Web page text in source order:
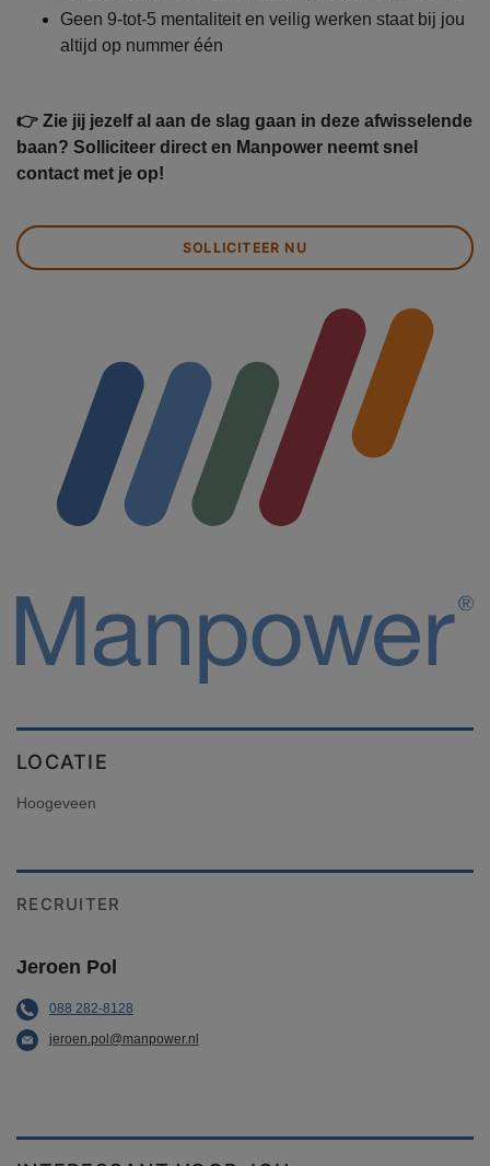
Geen 9-tot-5 mentaliteit en veilig werken staat bij jou
altijd op nummer één
👉 Zie jij jezelf al aan de slag gaan in deze afwisselende
baan? Solliciteer direct en Manpower neemt snel
contact met je op!
SOLLICITEER NU
LOCATIE
Hoogeveen
RECRUITER
Jeroen Pol
088 282-8128
jeroen.pol@manpower.nl